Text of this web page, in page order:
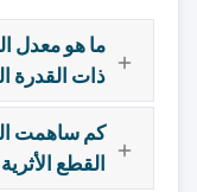
ما هو معدل
ذات القدرة
كم ساهمت
القطع الأثرية